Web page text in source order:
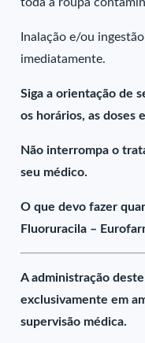
Inalação e/ou
imediatamente.
Siga a orientação de
os horários, as doses
Não interrompa o
seu médico.
O que devo fazer
Fluoruracila –
A administração
exclusivamente em
supervisão médica.